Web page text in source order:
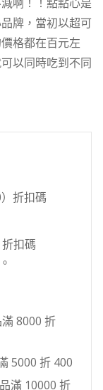
牌，當初以超可
格都在百元左
以同時吃到不同
折扣碼
折扣碼
8000 折
5000 折 400
滿 10000 折